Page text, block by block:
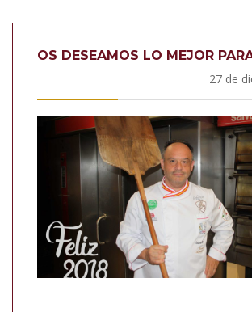
OS DESEAMOS LO MEJOR
27 de